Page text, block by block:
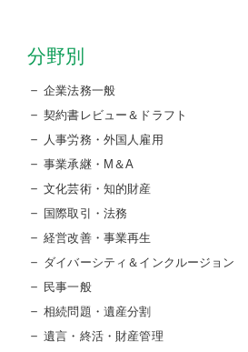
分野別
企業法務一般
契約書レビュー＆ドラフト
人事労務・外国人雇用
事業承継・M＆A
文化芸術・知的財産
国際取引・法務
経営改善・事業再生
ダイバーシティ＆インクルージョン
民事一般
相続問題・遺産分割
遺言・終活・財産管理